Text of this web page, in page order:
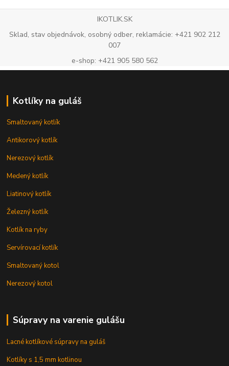
IKOTLIK.SK
Sklad, stav objednávok, osobný odber, reklamácie: +421 902 212
007
e-shop: +421 905 580 562
Kotlíky na guláš
Smaltovaný kotlík
Antikorový kotlík
Nerezový kotlík
Medený kotlík
Liatinový kotlík
Železný kotlík
Kotlík na ryby
Servírovací kotlík
Smaltovaný kotol
Nerezový kotol
Súpravy na varenie gulášu
Lacné kotlíkové súpravy na guláš
Kotlíky s 1,5 mm kotlinou